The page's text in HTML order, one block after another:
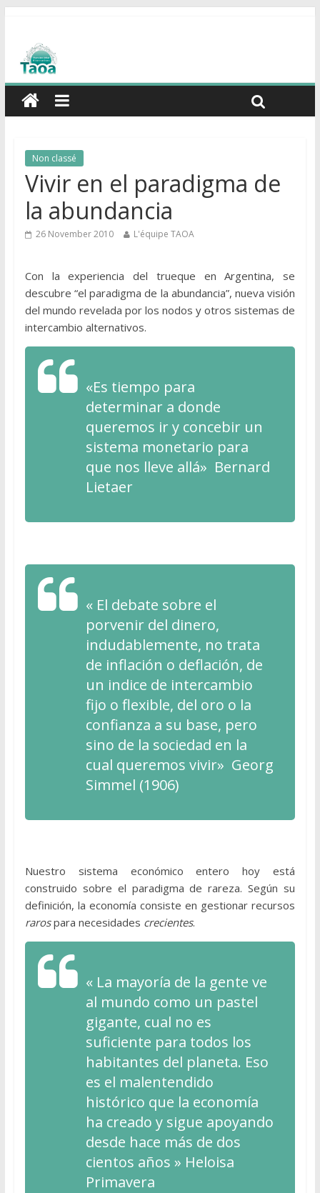
Non classé
Vivir en el paradigma de
la abundancia
26 November 2010 L'équipe TAOA
Con la experiencia del trueque en Argentina, se
descubre “el paradigma de la abundancia”, nueva visión
del mundo revelada por los nodos y otros sistemas de
intercambio alternativos.
«Es tiempo para
determinar a donde
queremos ir y concebir un
sistema monetario para
que nos lleve allá» Bernard
Lietaer
« El debate sobre el
porvenir del dinero,
indudablemente, no trata
de inflación o deflación, de
un indice de intercambio
fijo o flexible, del oro o la
confianza a su base, pero
sino de la sociedad en la
cual queremos vivir» Georg
Simmel (1906)
Nuestro sistema económico entero hoy está
construido sobre el paradigma de rareza. Según su
definición, la economía consiste en gestionar recursos
rarospara necesidades crecientes.
« La mayoría de la gente ve
al mundo como un pastel
gigante, cual no es
suficiente para todos los
habitantes del planeta. Eso
es el malentendido
histórico que la economía
ha creado y sigue apoyando
desde hace más de dos
cientos años » Heloisa
Primavera